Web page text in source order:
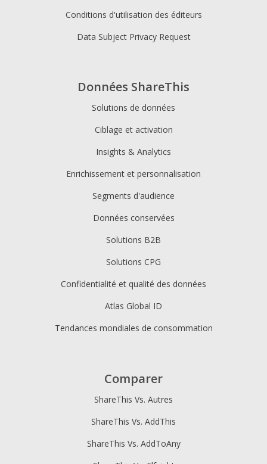
Données ShareThis
Solutions de données
Ciblage et activation
Insights & Analytics
Enrichissement et personnalisation
Segments d'audience
Données conservées
Solutions B2B
Solutions CPG
Confidentialité et qualité des données
Atlas Global ID
Tendances mondiales de consommation
Conditions d'utilisation des éditeurs
Data Subject Privacy Request
Comparer
ShareThis Vs. Autres
ShareThis Vs. AddThis
ShareThis Vs. AddToAny